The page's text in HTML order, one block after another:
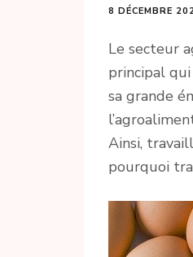
8 DÉCEMBRE
Le secteur
principal
sa grande
Ainsi,
pourquoi